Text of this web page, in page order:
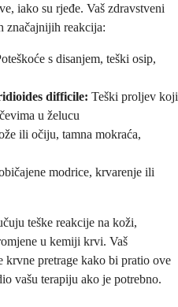
iako su rjeđe. Vaš zdravstveni
značajnijih reakcija:
s disanjem, teški osip,
difficile: Teški proljev koji
u želucu
ili očiju, tamna mokraća,
modrice, krvarenje ili
teške reakcije na koži,
u kemiji krvi. Vaš
pretrage kako bi pratio ove
vašu terapiju ako je potrebno.